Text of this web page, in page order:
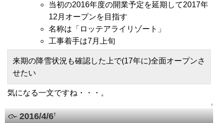
当初の2016年度の開業予定を延期して2017年
12月オープンを目指す
名称は「ロッテアライリゾート」
工事着手は7月上旬
来期の降雪状況も確認した上で(17年に)全面オープンさ
せたい
気になる一文ですね・・・。
↑
2016/4/6†